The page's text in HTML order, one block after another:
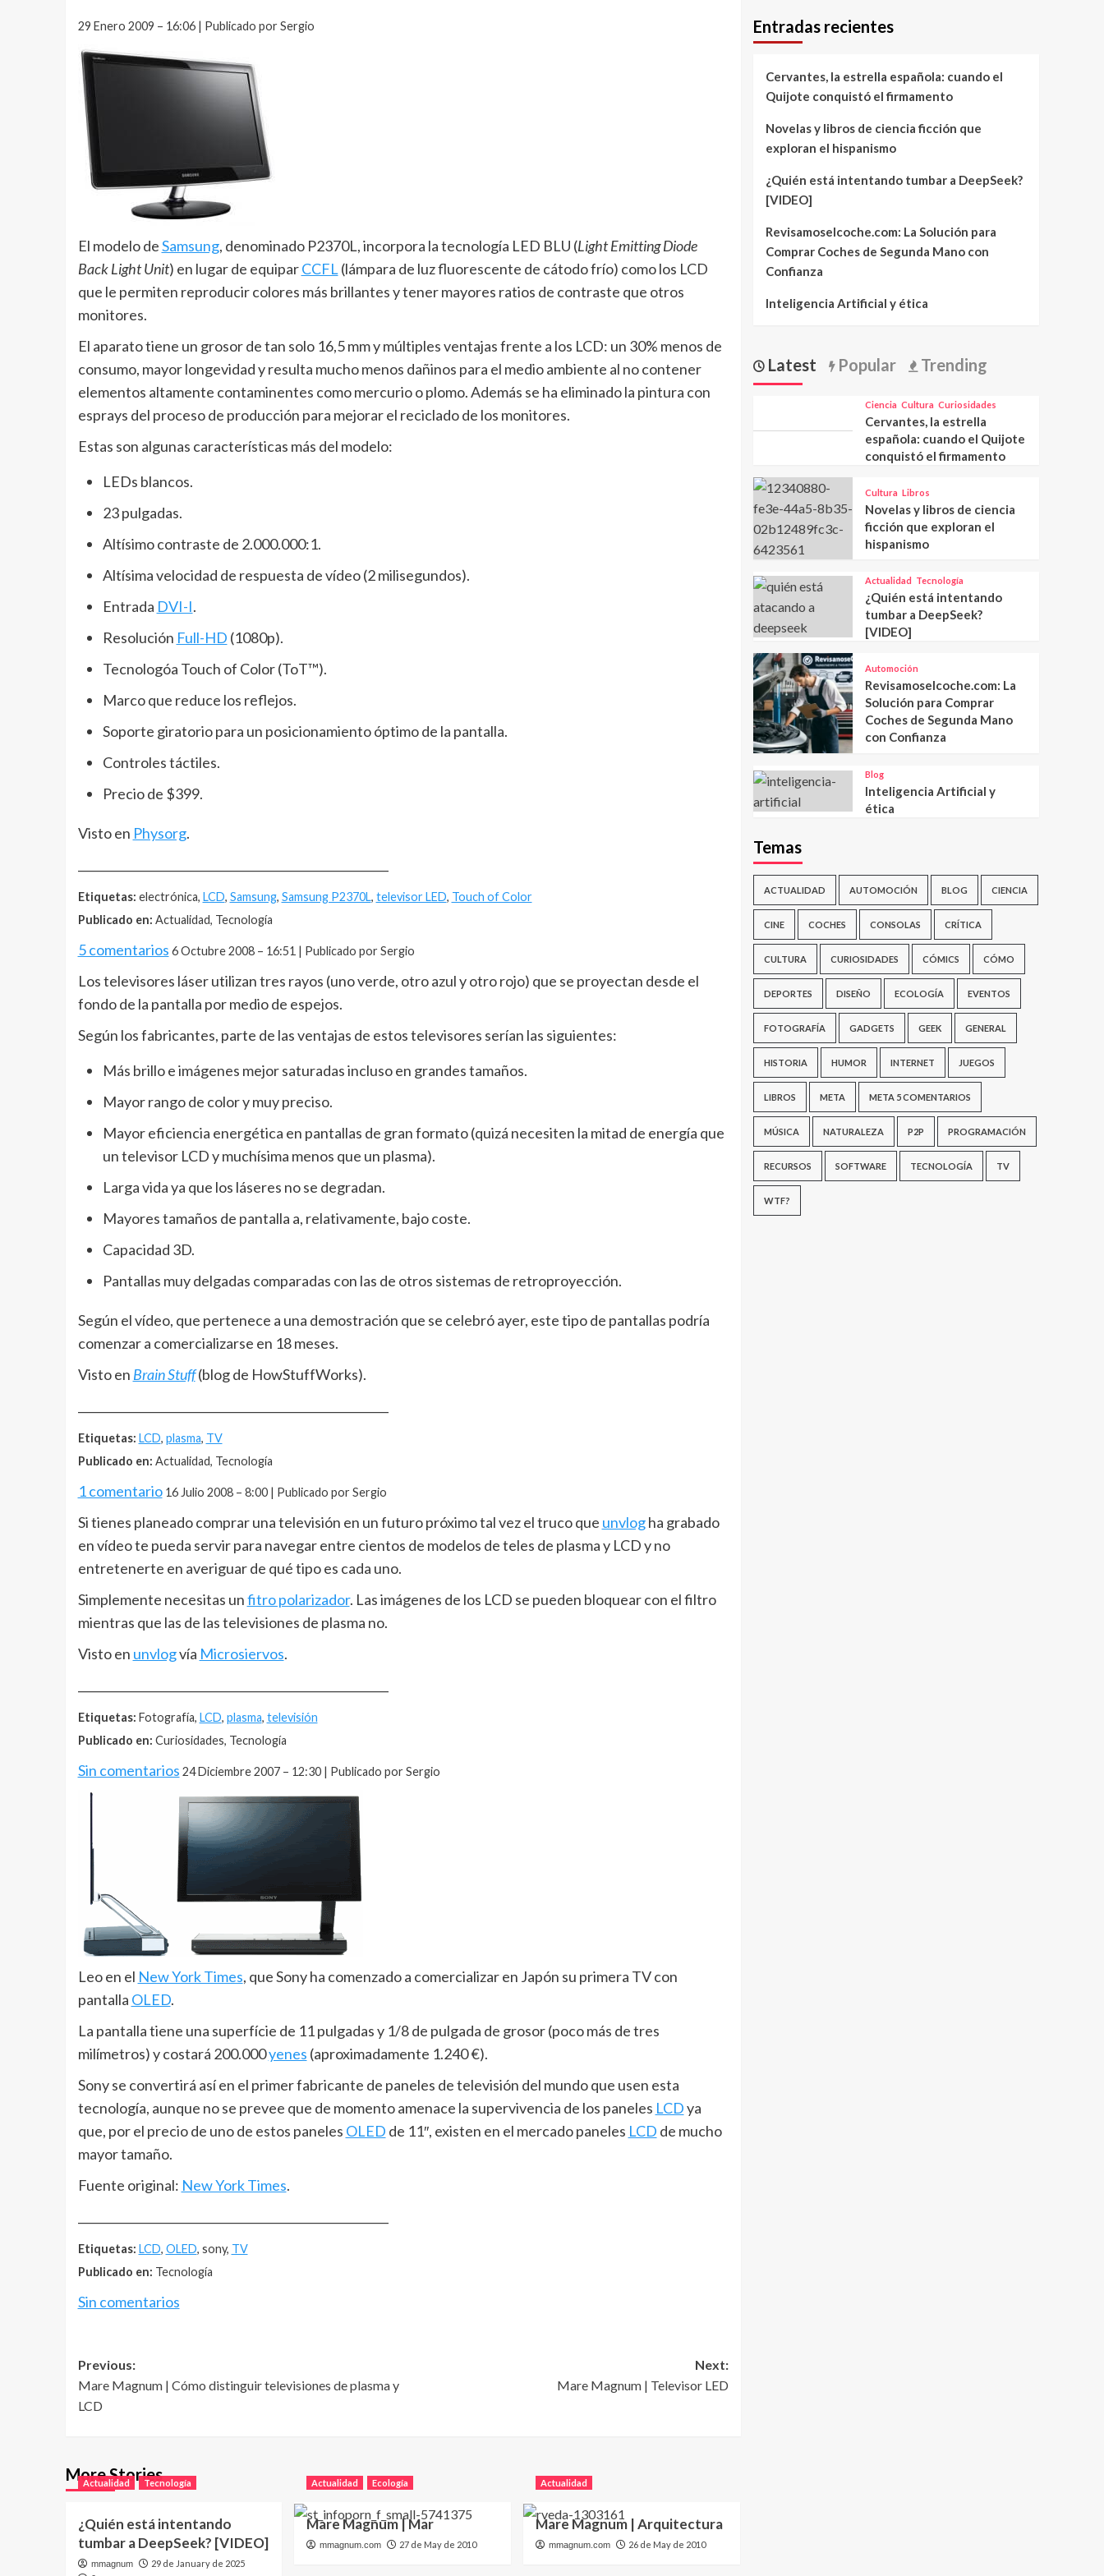
29 Enero 2009 – 16:06 | Publicado por Sergio
El modelo deSamsung, denominado P2370L, incorpora la tecnología LED BLU (Light Emitting Diode
Back Light Unit) en lugar de equiparCCFL (lámpara de luz fluorescente de cátodo frío) como los LCD
que le permiten reproducir colores más brillantes y tener mayores ratios de contraste que otros
monitores.
El aparato tiene un grosor de tan solo 16,5 mm y múltiples ventajas frente a los LCD: un 30% menos de
consumo, mayor longevidad y resulta mucho menos dañinos para el medio ambiente al no contener
elementos altamente contaminentes como mercurio o plomo. Además se ha eliminado la pintura con
esprays del proceso de producción para mejorar el reciclado de los monitores.
Estas son algunas características más del modelo:
LEDs blancos.
23 pulgadas.
Altísimo contraste de 2.000.000:1.
Altísima velocidad de respuesta de vídeo (2 milisegundos).
Entrada DVI-I.
Resolución Full-HD (1080p).
Tecnologóa Touch of Color (ToT™).
Marco que reduce los reflejos.
Soporte giratorio para un posicionamiento óptimo de la pantalla.
Controles táctiles.
Precio de $399.
Visto en Physorg.
Etiquetas: electrónica, LCD, Samsung, Samsung P2370L, televisor LED, Touch of Color
Publicado en: Actualidad, Tecnología
5 comentarios 6 Octubre 2008 – 16:51 | Publicado por Sergio
Los televisores láser utilizan tres rayos (uno verde, otro azul y otro rojo) que se proyectan desde el
fondo de la pantalla por medio de espejos.
Según los fabricantes, parte de las ventajas de estos televisores serían las siguientes:
Más brillo e imágenes mejor saturadas incluso en grandes tamaños.
Mayor rango de color y muy preciso.
Mayor eficiencia energética en pantallas de gran formato (quizá necesiten la mitad de energía que
un televisor LCD y muchísima menos que un plasma).
Larga vida ya que los láseres no se degradan.
Mayores tamaños de pantalla a, relativamente, bajo coste.
Capacidad 3D.
Pantallas muy delgadas comparadas con las de otros sistemas de retroproyección.
Según el vídeo, que pertenece a una demostración que se celebró ayer, este tipo de pantallas podría
comenzar a comercializarse en 18 meses.
Visto en Brain Stuff(blog de HowStuffWorks).
Etiquetas: LCD, plasma, TV
Publicado en: Actualidad, Tecnología
1 comentario 16 Julio 2008 – 8:00 | Publicado por Sergio
Si tienes planeado comprar una televisión en un futuro próximo tal vez el truco que unvlogha grabado
en vídeo te pueda servir para navegar entre cientos de modelos de teles de plasma y LCD y no
entretenerte en averiguar de qué tipo es cada uno.
Simplemente necesitas unfitro polarizador. Las imágenes de los LCD se pueden bloquear con el filtro
mientras que las de las televisiones de plasma no.
Visto en unvlogvía Microsiervos.
Etiquetas: Fotografía, LCD, plasma, televisión
Publicado en: Curiosidades, Tecnología
Sin comentarios 24 Diciembre 2007 – 12:30 | Publicado por Sergio
Leo en el New York Times, que Sony ha comenzado a comercializar en Japón su primera TV con
pantalla OLED.
La pantalla tiene una superfície de 11 pulgadas y 1/8 de pulgada de grosor (poco más de tres
milímetros) y costará 200.000yenes (aproximadamente 1.240 €).
Sony se convertirá así en el primer fabricante de paneles de televisión del mundo que usen esta
tecnología, aunque no se prevee que de momento amenace la supervivencia de los paneles LCDya
que, por el precio de uno de estos paneles OLED de 11″, existen en el mercado paneles LCD de mucho
mayor tamaño.
Fuente original: New York Times.
Etiquetas: LCD, OLED, sony, TV
Publicado en: Tecnología
Sin comentarios
Post
navigation
Previous:
Mare Magnum | Cómo distinguir televisiones de plasma y
LCD
Next:
Mare Magnum | Televisor LED
More Stories
Actualidad Tecnología
¿Quién está intentando
tumbar a DeepSeek? [VIDEO]
mmagnum 29 de January de 2025
Actualidad Ecología
Mare Magnum | Mar
mmagnum.com 27 de May de 2010
Actualidad
Mare Magnum | Arquitectura
mmagnum.com 26 de May de 2010
Entradas recientes
Cervantes, la estrella española: cuando el
Quijote conquistó el firmamento
Novelas y libros de ciencia ficción que
exploran el hispanismo
¿Quién está intentando tumbar a DeepSeek?
[VIDEO]
Revisamoselcoche.com: La Solución para
Comprar Coches de Segunda Mano con
Confianza
Inteligencia Artificial y ética
Latest Popular Trending
Ciencia Cultura Curiosidades
Cervantes, la estrella
española: cuando el Quijote
conquistó el firmamento
Cultura Libros
Novelas y libros de ciencia
ficción que exploran el
hispanismo
Actualidad Tecnología
¿Quién está intentando
tumbar a DeepSeek?
[VIDEO]
Automoción
Revisamoselcoche.com: La
Solución para Comprar
Coches de Segunda Mano
con Confianza
Blog
Inteligencia Artificial y
ética
Temas
ACTUALIDAD AUTOMOCIÓN BLOG CIENCIA
CINE COCHES CONSOLAS CRÍTICA
CULTURA CURIOSIDADES CÓMICS CÓMO
DEPORTES DISEÑO ECOLOGÍA EVENTOS
FOTOGRAFÍA GADGETS GEEK GENERAL
HISTORIA HUMOR INTERNET JUEGOS
LIBROS META META 5 COMENTARIOS
MÚSICA NATURALEZA P2P PROGRAMACIÓN
RECURSOS SOFTWARE TECNOLOGÍA TV
WTF?